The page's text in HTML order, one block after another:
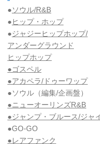
●ソウル/R&B
● ヒップ・ホップ
●ジャジーヒップホップ/
アンダーグラウンド
ヒップホップ
●ゴスペル
●アカペラ/ドゥーワップ
●ソウル （編集/企画盤）
●ニューオーリンズR&B
●ジャンプ・ブルース/ジャ
●GO-GO
●レアファンク